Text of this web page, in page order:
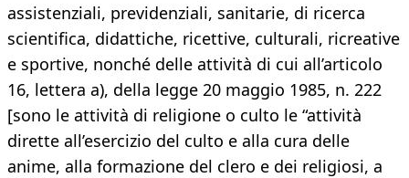
assistenziali, previdenziali, sanitarie, di ricerca
scientifica, didattiche, ricettive, culturali, ricreative
e sportive, nonché delle attività di cui all’articolo
16, lettera a), della legge 20 maggio 1985, n. 222
[sono le attività di religione o culto le “attività
dirette all’esercizio del culto e alla cura delle
anime, alla formazione del clero e dei religiosi, a